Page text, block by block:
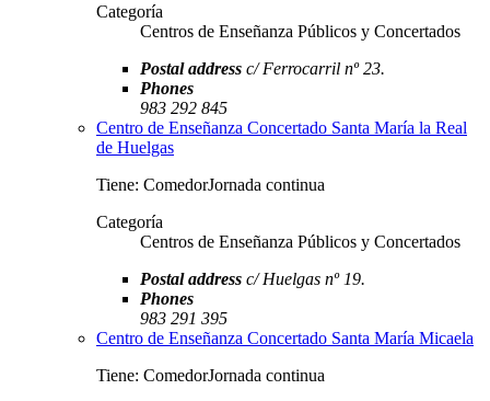
Categoría
Centros de Enseñanza Públicos y Concertados
Postal address c/ Ferrocarril nº 23.
Phones
983 292 845
Centro de Enseñanza Concertado Santa María la Real
de Huelgas
Tiene: ComedorJornada continua
Categoría
Centros de Enseñanza Públicos y Concertados
Postal address c/ Huelgas nº 19.
Phones
983 291 395
Centro de Enseñanza Concertado Santa María Micaela
Tiene: ComedorJornada continua